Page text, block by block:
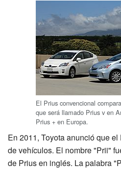
El Prius convencional
que será llamado Prius v en
Prius + en Europa.
En 2011, Toyota anunció que
de vehículos. El nombre "Prii"
de Prius en inglés. La palabra